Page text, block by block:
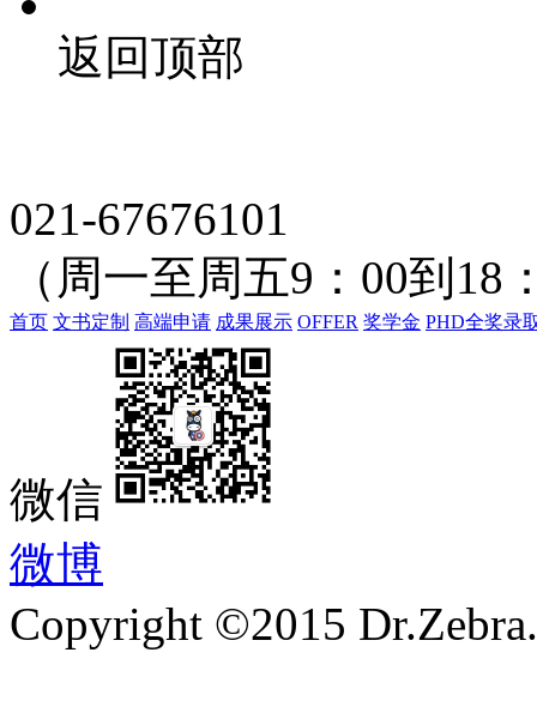
返回顶部
021-67676101
（周一至周五9：00到18
首页 文书定制 高端申请 成果展示 OFFER 奖学金 PHD全奖录
微信
微博
Copyright ©2015